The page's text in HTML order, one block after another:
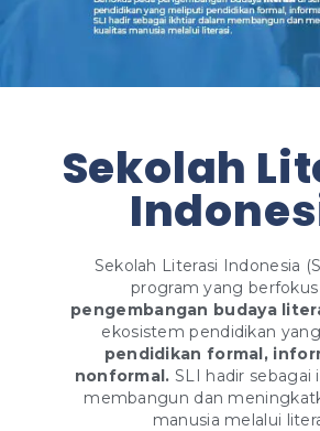
Sekolah
Sekolah Literasi Indonesia
program yang berfokus
pengembangan budaya
ekosistem pendidikan
pendidikan formal,
nonformal. SLI hadir sebagai
membangun dan
manusia melalui